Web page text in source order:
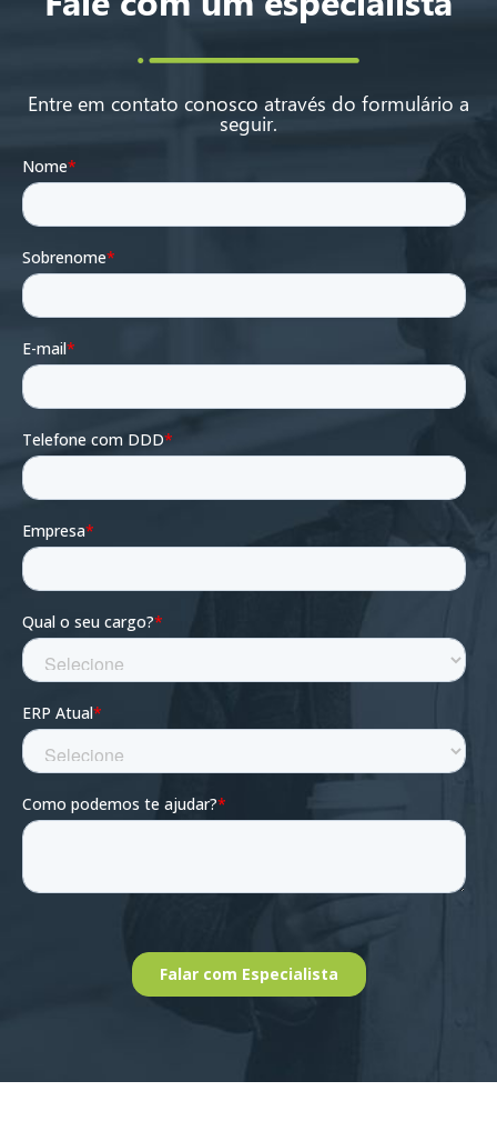
Entre em contato conosco através do formulário a
seguir.